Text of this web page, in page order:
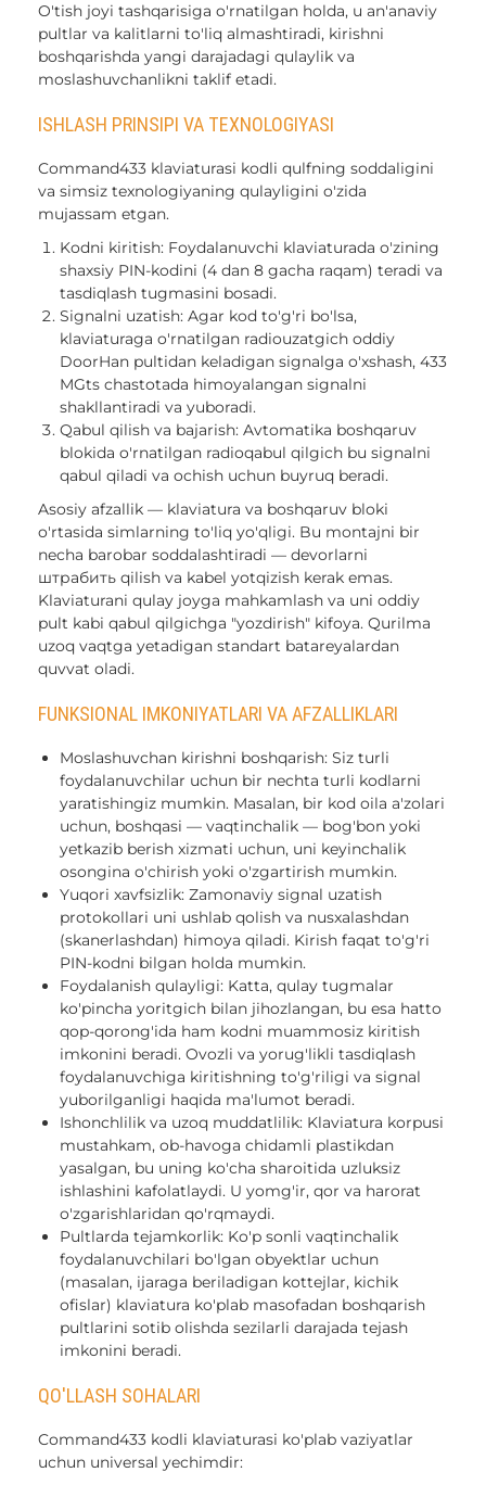
O'tish joyi tashqarisiga o'rnatilgan holda, u an'anaviy
pultlar va kalitlarni to'liq almashtiradi, kirishni
boshqarishda yangi darajadagi qulaylik va
moslashuvchanlikni taklif etadi.
ISHLASH PRINSIPI VA TEXNOLOGIYASI
Command433 klaviaturasi kodli qulfning soddaligini
va simsiz texnologiyaning qulayligini o'zida
mujassam etgan.
Kodni kiritish: Foydalanuvchi klaviaturada o'zining
shaxsiy PIN-kodini (4 dan 8 gacha raqam) teradi va
tasdiqlash tugmasini bosadi.
Signalni uzatish: Agar kod to'g'ri bo'lsa,
klaviaturaga o'rnatilgan radiouzatgich oddiy
DoorHan pultidan keladigan signalga o'xshash, 433
MGts chastotada himoyalangan signalni
shakllantiradi va yuboradi.
Qabul qilish va bajarish: Avtomatika boshqaruv
blokida o'rnatilgan radioqabul qilgich bu signalni
qabul qiladi va ochish uchun buyruq beradi.
Asosiy afzallik — klaviatura va boshqaruv bloki
o'rtasida simlarning to'liq yo'qligi. Bu montajni bir
necha barobar soddalashtiradi — devorlarni
штрабить qilish va kabel yotqizish kerak emas.
Klaviaturani qulay joyga mahkamlash va uni oddiy
pult kabi qabul qilgichga "yozdirish" kifoya. Qurilma
uzoq vaqtga yetadigan standart batareyalardan
quvvat oladi.
FUNKSIONAL IMKONIYATLARI VA AFZALLIKLARI
Moslashuvchan kirishni boshqarish: Siz turli
foydalanuvchilar uchun bir nechta turli kodlarni
yaratishingiz mumkin. Masalan, bir kod oila a'zolari
uchun, boshqasi — vaqtinchalik — bog'bon yoki
yetkazib berish xizmati uchun, uni keyinchalik
osongina o'chirish yoki o'zgartirish mumkin.
Yuqori xavfsizlik: Zamonaviy signal uzatish
protokollari uni ushlab qolish va nusxalashdan
(skanerlashdan) himoya qiladi. Kirish faqat to'g'ri
PIN-kodni bilgan holda mumkin.
Foydalanish qulayligi: Katta, qulay tugmalar
ko'pincha yoritgich bilan jihozlangan, bu esa hatto
qop-qorong'ida ham kodni muammosiz kiritish
imkonini beradi. Ovozli va yorug'likli tasdiqlash
foydalanuvchiga kiritishning to'g'riligi va signal
yuborilganligi haqida ma'lumot beradi.
Ishonchlilik va uzoq muddatlilik: Klaviatura korpusi
mustahkam, ob-havoga chidamli plastikdan
yasalgan, bu uning ko'cha sharoitida uzluksiz
ishlashini kafolatlaydi. U yomg'ir, qor va harorat
o'zgarishlaridan qo'rqmaydi.
Pultlarda tejamkorlik: Ko'p sonli vaqtinchalik
foydalanuvchilari bo'lgan obyektlar uchun
(masalan, ijaraga beriladigan kottejlar, kichik
ofislar) klaviatura ko'plab masofadan boshqarish
pultlarini sotib olishda sezilarli darajada tejash
imkonini beradi.
QO'LLASH SOHALARI
Command433 kodli klaviaturasi ko'plab vaziyatlar
uchun universal yechimdir: